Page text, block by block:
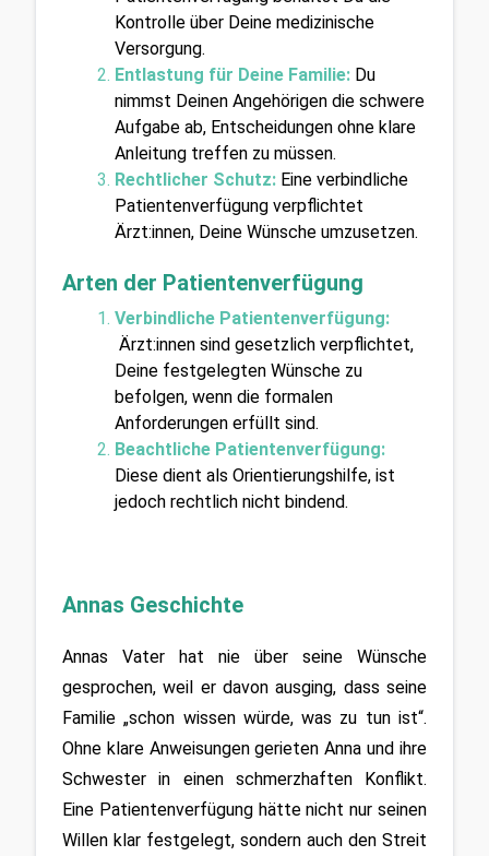
Kontrolle über Deine medizinische
Versorgung.
Entlastung für Deine Familie: Du
nimmst Deinen Angehörigen die schwere
Aufgabe ab, Entscheidungen ohne klare
Anleitung treffen zu müssen.
Rechtlicher Schutz: Eine verbindliche
Patientenverfügung verpflichtet
Ärzt:innen, Deine Wünsche umzusetzen.
Arten der Patientenverfügung
Verbindliche Patientenverfügung:
Ärzt:innen sind gesetzlich verpflichtet,
Deine festgelegten Wünsche zu
befolgen, wenn die formalen
Anforderungen erfüllt sind.
Beachtliche Patientenverfügung:
Diese dient als Orientierungshilfe, ist
jedoch rechtlich nicht bindend.
Annas Geschichte
Annas Vater hat nie über seine Wünsche
gesprochen, weil er davon ausging, dass seine
Familie „schon wissen würde, was zu tun ist“.
Ohne klare Anweisungen gerieten Anna und ihre
Schwester in einen schmerzhaften Konflikt.
Eine Patientenverfügung hätte nicht nur seinen
Willen klar festgelegt, sondern auch den Streit